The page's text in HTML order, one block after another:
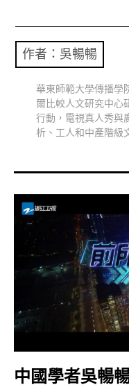
共專題
共想/共享
勞動誌
共誌寫手
各期目錄
索取共誌
作者： 吳暢暢
華東師範大學傳播學
爾比較人文研究中心
行動，電視真人秀與
析、工人和中產階級
中國學者吳暢